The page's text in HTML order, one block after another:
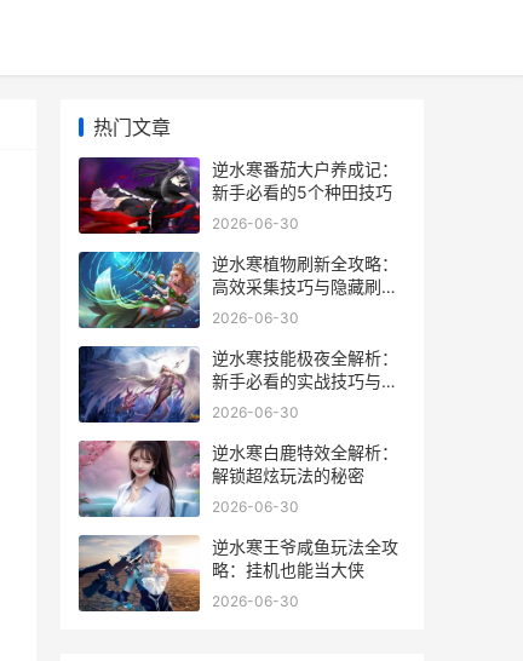
热门文章
逆水寒番茄大户养成记：
新手必看的5个种田技巧
2026-06-30
逆水寒植物刷新全攻略：
高效采集技巧与隐藏刷新
点揭秘
2026-06-30
逆水寒技能极夜全解析：
新手必看的实战技巧与隐
藏用法
2026-06-30
逆水寒白鹿特效全解析：
解锁超炫玩法的秘密
2026-06-30
逆水寒王爷咸鱼玩法全攻
略：挂机也能当大侠
2026-06-30